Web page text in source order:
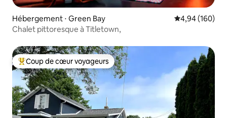
Hébergement ⋅ Green Bay Évaluation
4,94 (160)
Chalet pittoresque à Titletown,
Coups de cœur voyageurs les plus appréciés
Coup de cœur voyageurs